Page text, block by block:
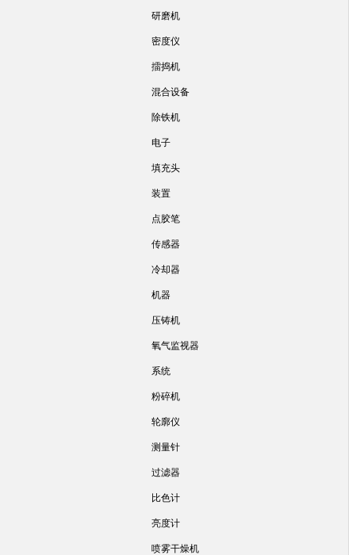
研磨机
密度仪
擂捣机
混合设备
除铁机
电子
填充头
装置
点胶笔
传感器
冷却器
机器
压铸机
氧气监视器
系统
粉碎机
轮廓仪
测量针
过滤器
比色计
亮度计
喷雾干燥机